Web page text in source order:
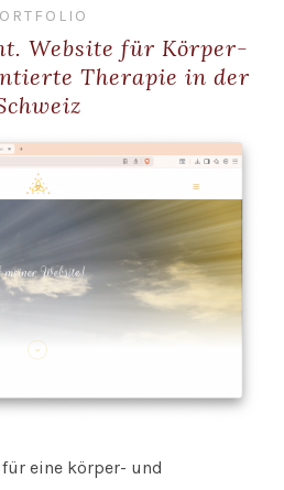
Website für Körper-
Therapie in der
eine körper- und